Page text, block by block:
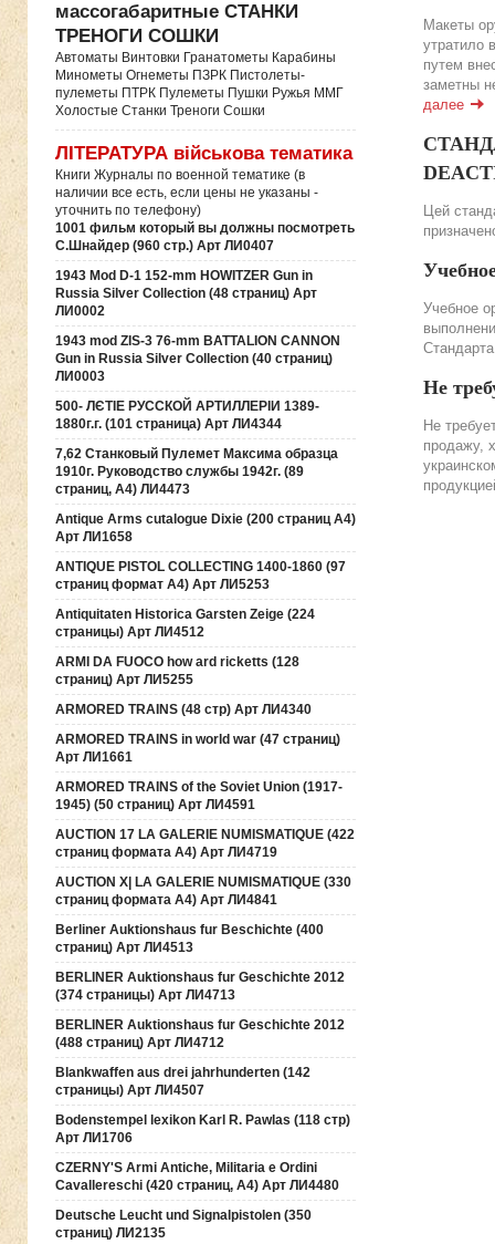
массогабаритные СТАНКИ
ТРЕНОГИ СОШКИ
Автоматы Винтовки Гранатометы Карабины
Минометы Огнеметы ПЗРК Пистолеты-
пулеметы ПТРК Пулеметы Пушки Ружья ММГ
Холостые Станки Треноги Сошки
ЛІТЕРАТУРА військова тематика
Книги Журналы по военной тематике (в
наличии все есть, если цены не указаны -
уточнить по телефону)
1001 фильм который вы должны посмотреть
С.Шнайдер (960 стр.) Арт ЛИ0407
1943 Mod D-1 152-mm HOWITZER Gun in
Russia Silver Collection (48 страниц) Арт
ЛИ0002
1943 mod ZIS-3 76-mm BATTALION CANNON
Gun in Russia Silver Collection (40 страниц)
ЛИ0003
500- ЛЄТІЕ РУССКОЙ АРТИЛЛЕРІИ 1389-
1880г.г. (101 страница) Арт ЛИ4344
7,62 Станковый Пулемет Максима образца
1910г. Руководство службы 1942г. (89
страниц, А4) ЛИ4473
Antique Arms cutalogue Dixie (200 страниц А4)
Арт ЛИ1658
ANTIQUE PISTOL COLLECTING 1400-1860 (97
страниц формат А4) Арт ЛИ5253
Antiquitaten Historica Garsten Zeige (224
страницы) Арт ЛИ4512
ARMI DA FUOCO how ard ricketts (128
страниц) Арт ЛИ5255
ARMORED TRAINS (48 стр) Арт ЛИ4340
ARMORED TRAINS in world war (47 страниц)
Арт ЛИ1661
ARMORED TRAINS of the Soviet Union (1917-
1945) (50 страниц) Арт ЛИ4591
AUCTION 17 LA GALERIE NUMISMATIQUE (422
страниц формата А4) Арт ЛИ4719
AUCTION Х| LA GALERIE NUMISMATIQUE (330
страниц формата А4) Арт ЛИ4841
Berliner Auktionshaus fur Beschichte (400
страниц) Арт ЛИ4513
BERLINER Auktionshaus fur Geschichte 2012
(374 страницы) Арт ЛИ4713
BERLINER Auktionshaus fur Geschichte 2012
(488 страниц) Арт ЛИ4712
Blankwaffen aus drei jahrhunderten (142
страницы) Арт ЛИ4507
Bodenstempel lexikon Karl R. Pawlas (118 cтр)
Арт ЛИ1706
CZERNY'S Armi Antiche, Militaria e Ordini
Cavallereschi (420 страниц, А4) Арт ЛИ4480
Deutsche Leucht und Signalpistolen (350
страниц) ЛИ2135
Макеты
утратило
путем
заметны
далее
Цей
Учебное
Не
Не
продажу,